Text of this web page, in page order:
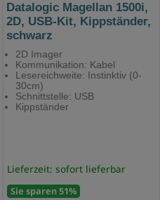
Datalogic Magellan 1500i,
2D, USB-Kit, Kippständer,
schwarz
2D Imager
Kommunikation: Kabel
Lesereichweite: Instinktiv (0-
30cm)
Schnittstelle: USB
Kippständer
Lieferzeit: sofort lieferbar
Sie sparen 51%